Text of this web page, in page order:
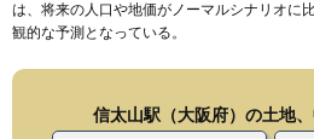
は、将来の人口や地価がノーマルシナリオに
観的な予測となっている。
信太山駅（大阪府）の土地